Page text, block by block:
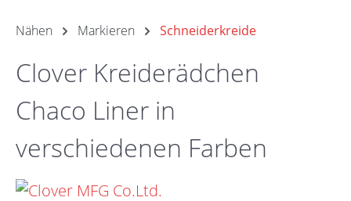
Nähen Markieren Schneiderkreide
Clover Kreiderädchen
Chaco Liner in
verschiedenen Farben